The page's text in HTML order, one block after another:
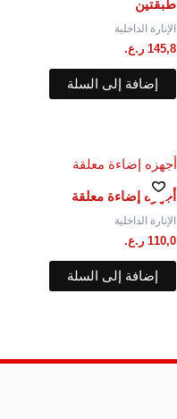
طبقتين
الإنارة الداخلية
145,8 ر.ع.
إضافة إلى السلة
أجهزه إضاءة معلقة
الإنارة الداخلية
110,0 ر.ع.
إضافة إلى السلة